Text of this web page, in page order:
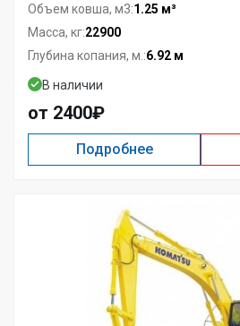
Объем ковша, м3:1.25 м³
Масса, кг:22900
Глубина копания, м.:6.92 м
В наличии
от 2400₽
Подробнее